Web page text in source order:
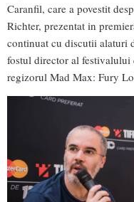
Caranfil, care a povestit
Richter, prezentat in
continuat cu discutii alaturi
fostul director al festivalului
regizorul Mad Max: Fury